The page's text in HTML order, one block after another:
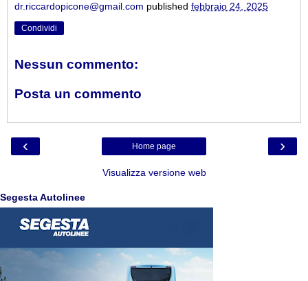
dr.riccardopicone@gmail.com published febbraio 24, 2025
Condividi
Nessun commento:
Posta un commento
‹ ›
Home page
Visualizza versione web
Segesta Autolinee